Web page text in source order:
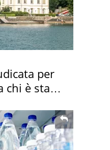
per
chi è stata